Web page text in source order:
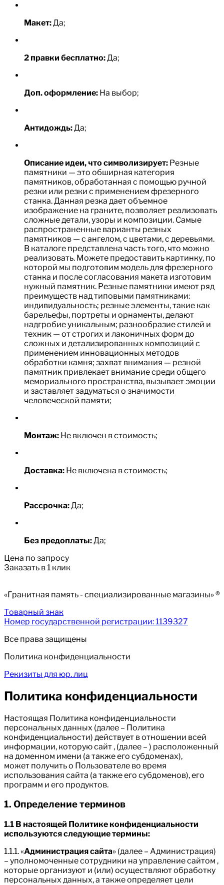
Макет:Да;
2 правки бесплатно:Да;
Доп. оформление: На выбор;
Антидождь:Да;
Описание идеи, что символизирует: Резные
памятники — это обширная категория
памятников, обработанная с помощью ручной
резки или резки с применением фрезерного
станка. Данная резка дает объемное
изображение на граните, позволяет реализовать
сложные детали, узоры и композиции. Самые
распространенные варианты резных
памятников — с ангелом, с цветами, с деревьями.
В каталоге представлена часть того, что можно
реализовать. Можете предоставить картинку, по
которой мы подготовим модель для фрезерного
станка и после согласования макета изготовим
нужный памятник. Резные памятники имеют ряд
преимуществ над типовыми памятниками:
индивидуальность; резные элементы, такие как
барельефы, портреты и орнаменты, делают
надгробие уникальным; разнообразие стилей и
техник — от строгих и лаконичных форм до
сложных и детализированных композиций с
применением инновационных методов
обработки камня; захват внимания — резной
памятник привлекает внимание среди общего
мемориального пространства, вызывает эмоции
и заставляет задуматься о значимости
человеческой памяти;
Монтаж: Не включен в стоимость;
Доставка: Не включена в стоимость;
Рассрочка:Да;
Без предоплаты:Да;
Цена по запросу
Заказать в 1 клик
«Гранитная память - специализированные магазины» ®
Товарный знак
Номер государственной регистрации: 1139327
Все права защищены
Политика конфиденциальности
Рекизиты для юр. лиц
Политика конфиденциальности
Настоящая Политика конфиденциальности
персональных данных (далее – Политика
конфиденциальности) действует в отношении всей
информации, которую сайт , (далее – ) расположенный
на доменном имени (а также его субдоменах),
может получить о Пользователе во время
использования сайта (а также его субдоменов), его
программ и его продуктов.
1. Определение терминов
1.1 В настоящей Политике конфиденциальности
используются следующие термины:
1.1.1. «Администрация сайта» (далее – Администрация)
– уполномоченные сотрудники на управление сайтом ,
которые организуют и (или) осуществляют обработку
персональных данных, а также определяет цели